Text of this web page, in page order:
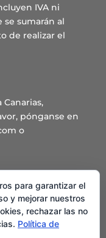
IVA ni
sumarán al
de realizar el
Canarias,
pónganse en
o
General
79
para garantizar el
y mejorar nuestros
rechazar las no
Política de